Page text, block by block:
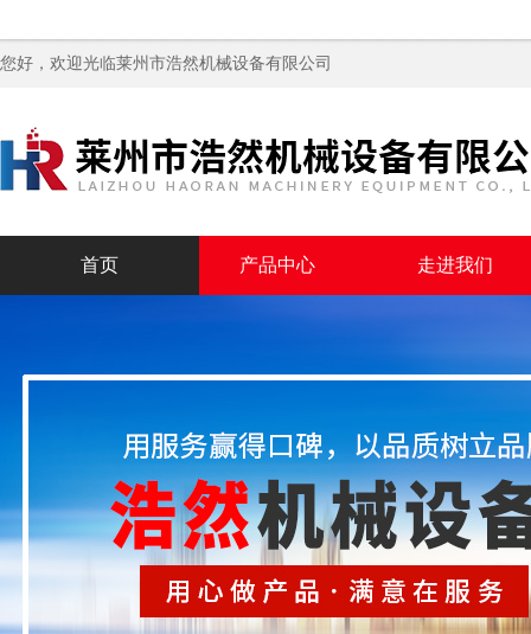
您好，欢迎光临莱州市浩然机械设备有限公司
首页 产品中心 走进我们